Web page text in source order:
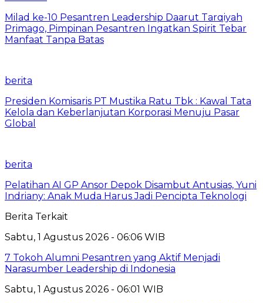
Milad ke-10 Pesantren Leadership Daarut Tarqiyah
Primago, Pimpinan Pesantren Ingatkan Spirit Tebar
Manfaat Tanpa Batas
berita
Presiden Komisaris PT Mustika Ratu Tbk : Kawal Tata
Kelola dan Keberlanjutan Korporasi Menuju Pasar
Global
berita
Pelatihan AI GP Ansor Depok Disambut Antusias, Yuni
Indriany: Anak Muda Harus Jadi Pencipta Teknologi
Berita Terkait
Sabtu, 1 Agustus 2026 - 06:06 WIB
7 Tokoh Alumni Pesantren yang Aktif Menjadi
Narasumber Leadership di Indonesia
Sabtu, 1 Agustus 2026 - 06:01 WIB